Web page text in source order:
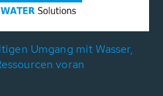
Umgang mit Wasser,
voran